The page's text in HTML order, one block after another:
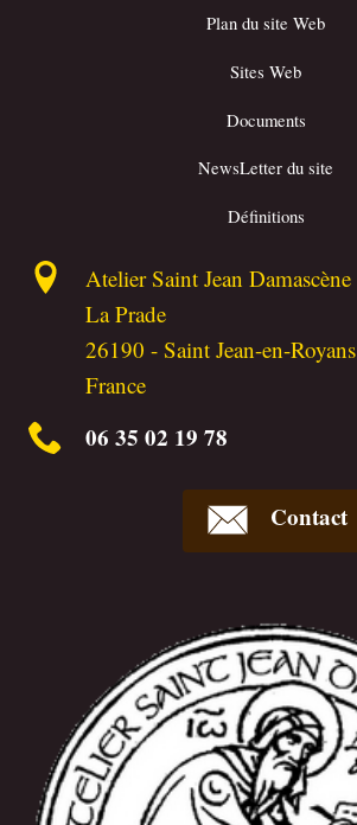
Plan du site Web
Sites Web
Documents
NewsLetter du site
Définitions
Atelier Saint Jean Damascène
La Prade
26190 -Saint Jean-en-Royans
France
06 35 02 19 78
Contact